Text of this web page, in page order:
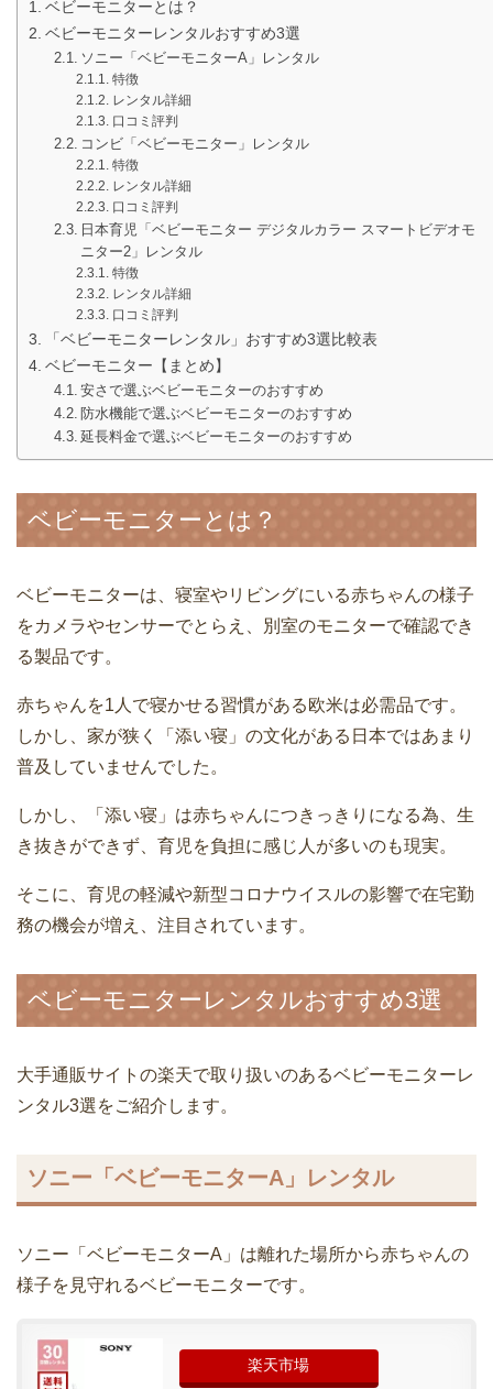
ベビーモニターとは？
ベビーモニターレンタルおすすめ3選
ソニー「ベビーモニターA」レンタル
特徴
レンタル詳細
口コミ評判
コンビ「ベビーモニター」レンタル
特徴
レンタル詳細
口コミ評判
日本育児「ベビーモニター デジタルカラー スマートビデオモ
ニター2」レンタル
特徴
レンタル詳細
口コミ評判
「ベビーモニターレンタル」おすすめ3選比較表
ベビーモニター【まとめ】
安さで選ぶベビーモニターのおすすめ
防水機能で選ぶベビーモニターのおすすめ
延長料金で選ぶベビーモニターのおすすめ
ベビーモニターとは？
ベビーモニターは、寝室やリビングにいる赤ちゃんの様子
をカメラやセンサーでとらえ、別室のモニターで確認でき
る製品です。
赤ちゃんを1人で寝かせる習慣がある欧米は必需品です。
しかし、家が狭く「添い寝」の文化がある日本ではあまり
普及していませんでした。
しかし、「添い寝」は赤ちゃんにつきっきりになる為、生
き抜きができず、育児を負担に感じ人が多いのも現実。
そこに、育児の軽減や新型コロナウイスルの影響で在宅勤
務の機会が増え、注目されています。
ベビーモニターレンタルおすすめ3選
大手通販サイトの楽天で取り扱いのあるベビーモニターレ
ンタル3選をご紹介します。
ソニー「ベビーモニターA」レンタル
ソニー「ベビーモニターA」は離れた場所から赤ちゃんの
様子を見守れるベビーモニターです。
楽天市場